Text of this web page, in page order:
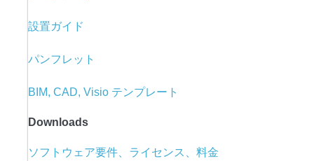
設置ガイド
パンフレット
BIM, CAD, Visio テンプレート
Downloads
ソフトウェア要件、ライセンス、料金